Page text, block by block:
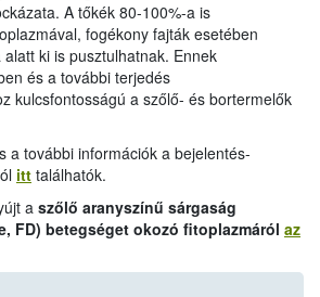
A tőkék 80-100%-a is
fogékony fajták esetében
ki is pusztulhatnak. Ennek
és a további terjedés
kulcsfontosságú a szőlő- és bortermelők
a további információk a bejelentés-
itt találhatók.
a szőlő aranyszínű sárgaság
FD) betegséget okozó fitoplazmáról az